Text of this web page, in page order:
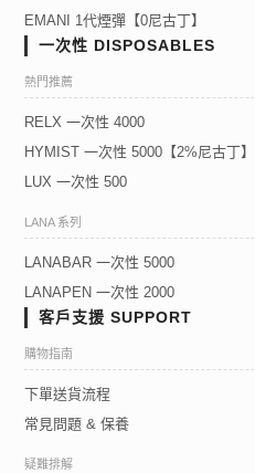
EMANI 1代煙彈【0尼古丁】
一次性 DISPOSABLES
熱門推薦
RELX 一次性 4000
HYMIST 一次性 5000【2%尼古丁】
LUX 一次性 500
LANA 系列
LANABAR 一次性 5000
LANAPEN 一次性 2000
客戶支援 SUPPORT
購物指南
下單送貨流程
常見問題 & 保養
疑難排解